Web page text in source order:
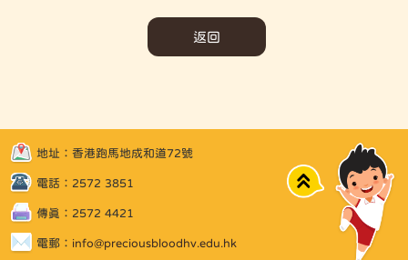
返回
地址：香港跑馬地成和道72號
電話：2572 3851
傳真：2572 4421
電郵： info@preciousbloodhv.edu.hk
Top